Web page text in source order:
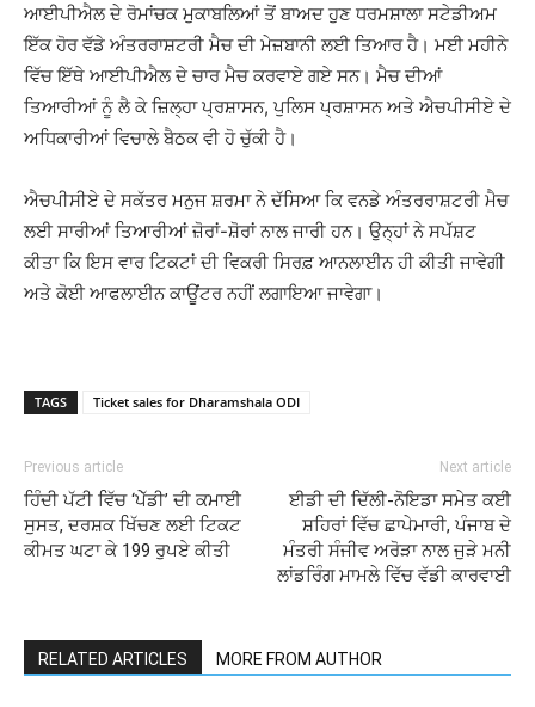
ਆਈਪੀਐਲ ਦੇ ਰੋਮਾਂਚਕ ਮੁਕਾਬਲਿਆਂ ਤੋਂ ਬਾਅਦ ਹੁਣ ਧਰਮਸ਼ਾਲਾ ਸਟੇਡੀਅਮ
ਇੱਕ ਹੋਰ ਵੱਡੇ ਅੰਤਰਰਾਸ਼ਟਰੀ ਮੈਚ ਦੀ ਮੇਜ਼ਬਾਨੀ ਲਈ ਤਿਆਰ ਹੈ। ਮਈ ਮਹੀਨੇ
ਵਿੱਚ ਇੱਥੇ ਆਈਪੀਐਲ ਦੇ ਚਾਰ ਮੈਚ ਕਰਵਾਏ ਗਏ ਸਨ। ਮੈਚ ਦੀਆਂ
ਤਿਆਰੀਆਂ ਨੂੰ ਲੈ ਕੇ ਜ਼ਿਲ੍ਹਾ ਪ੍ਰਸ਼ਾਸਨ, ਪੁਲਿਸ ਪ੍ਰਸ਼ਾਸਨ ਅਤੇ ਐਚਪੀਸੀਏ ਦੇ
ਅਧਿਕਾਰੀਆਂ ਵਿਚਾਲੇ ਬੈਠਕ ਵੀ ਹੋ ਚੁੱਕੀ ਹੈ।
ਐਚਪੀਸੀਏ ਦੇ ਸਕੱਤਰ ਮਨੁਜ ਸ਼ਰਮਾ ਨੇ ਦੱਸਿਆ ਕਿ ਵਨਡੇ ਅੰਤਰਰਾਸ਼ਟਰੀ ਮੈਚ
ਲਈ ਸਾਰੀਆਂ ਤਿਆਰੀਆਂ ਜ਼ੋਰਾਂ-ਸ਼ੋਰਾਂ ਨਾਲ ਜਾਰੀ ਹਨ। ਉਨ੍ਹਾਂ ਨੇ ਸਪੱਸ਼ਟ
ਕੀਤਾ ਕਿ ਇਸ ਵਾਰ ਟਿਕਟਾਂ ਦੀ ਵਿਕਰੀ ਸਿਰਫ਼ ਆਨਲਾਈਨ ਹੀ ਕੀਤੀ ਜਾਵੇਗੀ
ਅਤੇ ਕੋਈ ਆਫਲਾਈਨ ਕਾਊਂਟਰ ਨਹੀਂ ਲਗਾਇਆ ਜਾਵੇਗਾ।
TAGS Ticket sales for Dharamshala ODI
Previous article
ਹਿੰਦੀ ਪੱਟੀ ਵਿੱਚ ‘ਪੇੱਡੀ’ ਦੀ ਕਮਾਈ
ਸੁਸਤ, ਦਰਸ਼ਕ ਖਿੱਚਣ ਲਈ ਟਿਕਟ
ਕੀਮਤ ਘਟਾ ਕੇ 199 ਰੁਪਏ ਕੀਤੀ
Next article
ਈਡੀ ਦੀ ਦਿੱਲੀ-ਨੋਇਡਾ ਸਮੇਤ ਕਈ
ਸ਼ਹਿਰਾਂ ਵਿੱਚ ਛਾਪੇਮਾਰੀ, ਪੰਜਾਬ ਦੇ
ਮੰਤਰੀ ਸੰਜੀਵ ਅਰੋੜਾ ਨਾਲ ਜੁੜੇ ਮਨੀ
ਲਾਂਡਰਿੰਗ ਮਾਮਲੇ ਵਿੱਚ ਵੱਡੀ ਕਾਰਵਾਈ
RELATED ARTICLES MORE FROM AUTHOR